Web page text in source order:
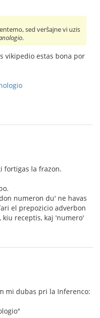
sed verŝajne vi uzis
.
vikipedio estas bona por
fortigas la frazon.
numeron du' ne havas
el prepozicio adverbon
kiu receptis, kaj 'numero'
mi dubas pri la Inferenco: